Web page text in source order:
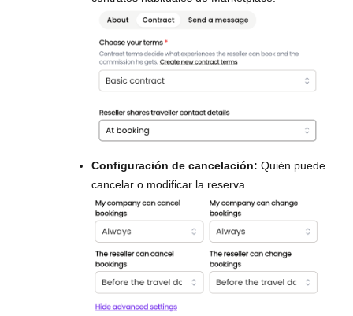
Configuración de cancelación: Quién puede
cancelar o modificar la reserva.